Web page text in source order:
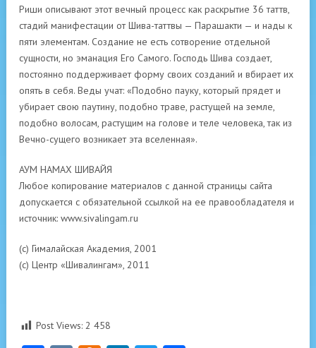
Риши описывают этот вечный процесс как раскрытие 36 таттв,
стадий манифестации от Шива-таттвы — Парашакти — и нады к
пяти элементам. Создание не есть сотворение отдельной
сущности, но эманация Его Самого. Господь Шива создает,
постоянно поддерживает форму своих созданий и вбирает их
опять в себя. Веды учат: «Подобно пауку, который прядет и
убирает свою паутину, подобно траве, растущей на земле,
подобно волосам, растущим на голове и теле человека, так из
Вечно-сущего возникает эта вселенная».
АУМ НАМАХ ШИВАЙЯ
Любое копирование материалов с данной страницы сайта
допускается с обязательной ссылкой на ее правообладателя и
источник: www.sivalingam.ru
(с) Гималайская Академия, 2001
(с) Центр «Шивалингам», 2011
Post Views: 2 458